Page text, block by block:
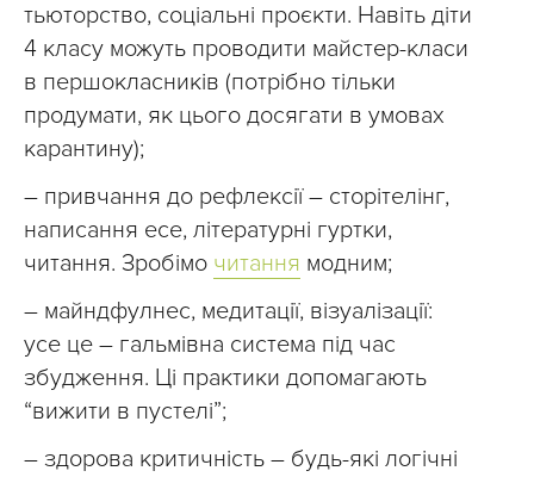
тьюторство, соціальні проєкти. Навіть діти
4 класу можуть проводити майстер-класи
в першокласників (потрібно тільки
продумати, як цього досягати в умовах
карантину);
– привчання до рефлексії – сторітелінг,
написання есе, літературні гуртки,
читання. Зробімо читання модним;
– майндфулнес, медитації, візуалізації:
усе це – гальмівна система під час
збудження. Ці практики допомагають
“вижити в пустелі”;
– здорова критичність – будь-які логічні